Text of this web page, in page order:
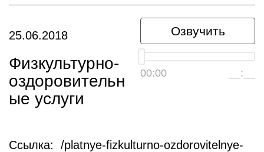
Озвучить
00:00 __:__
25.06.2018
Физкультурно-
оздоровительн
ые услуги
Ссылка: /platnye-fizkulturno-ozdorovitelnye-